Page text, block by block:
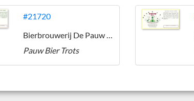
#21720
Bierbrouwerij De Pauw (Ommen)
Pauw Bier Trots